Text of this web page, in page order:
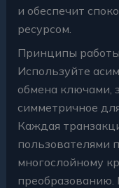
и обеспечит
ресурсом.
Принципы
Используйте
обмена ключами,
симметричное
Каждая
пользователями
многослойному